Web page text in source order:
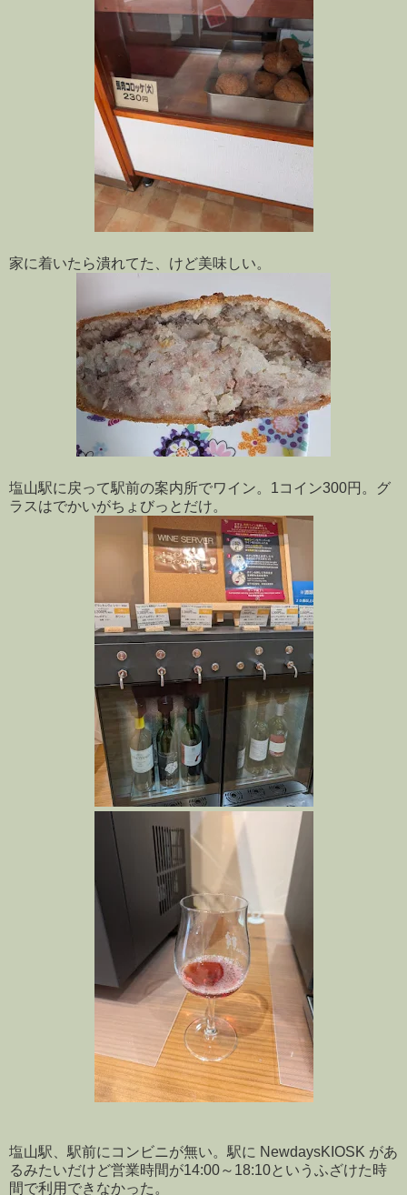
家に着いたら潰れてた、けど美味しい。
塩山駅に戻って駅前の案内所でワイン。1コイン300円。グ
ラスはでかいがちょびっとだけ。
塩山駅、駅前にコンビニが無い。駅に NewdaysKIOSK があ
るみたいだけど営業時間が14:00～18:10というふざけた時
間で利用できなかった。